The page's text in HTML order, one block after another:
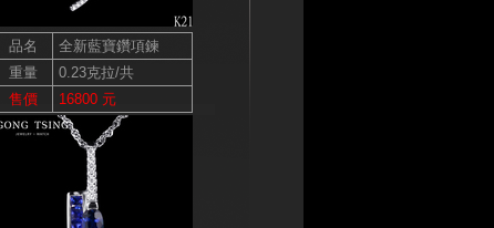
品名
全新藍寶鑽項鍊
重量
0.23克拉/共
售價
16800 元